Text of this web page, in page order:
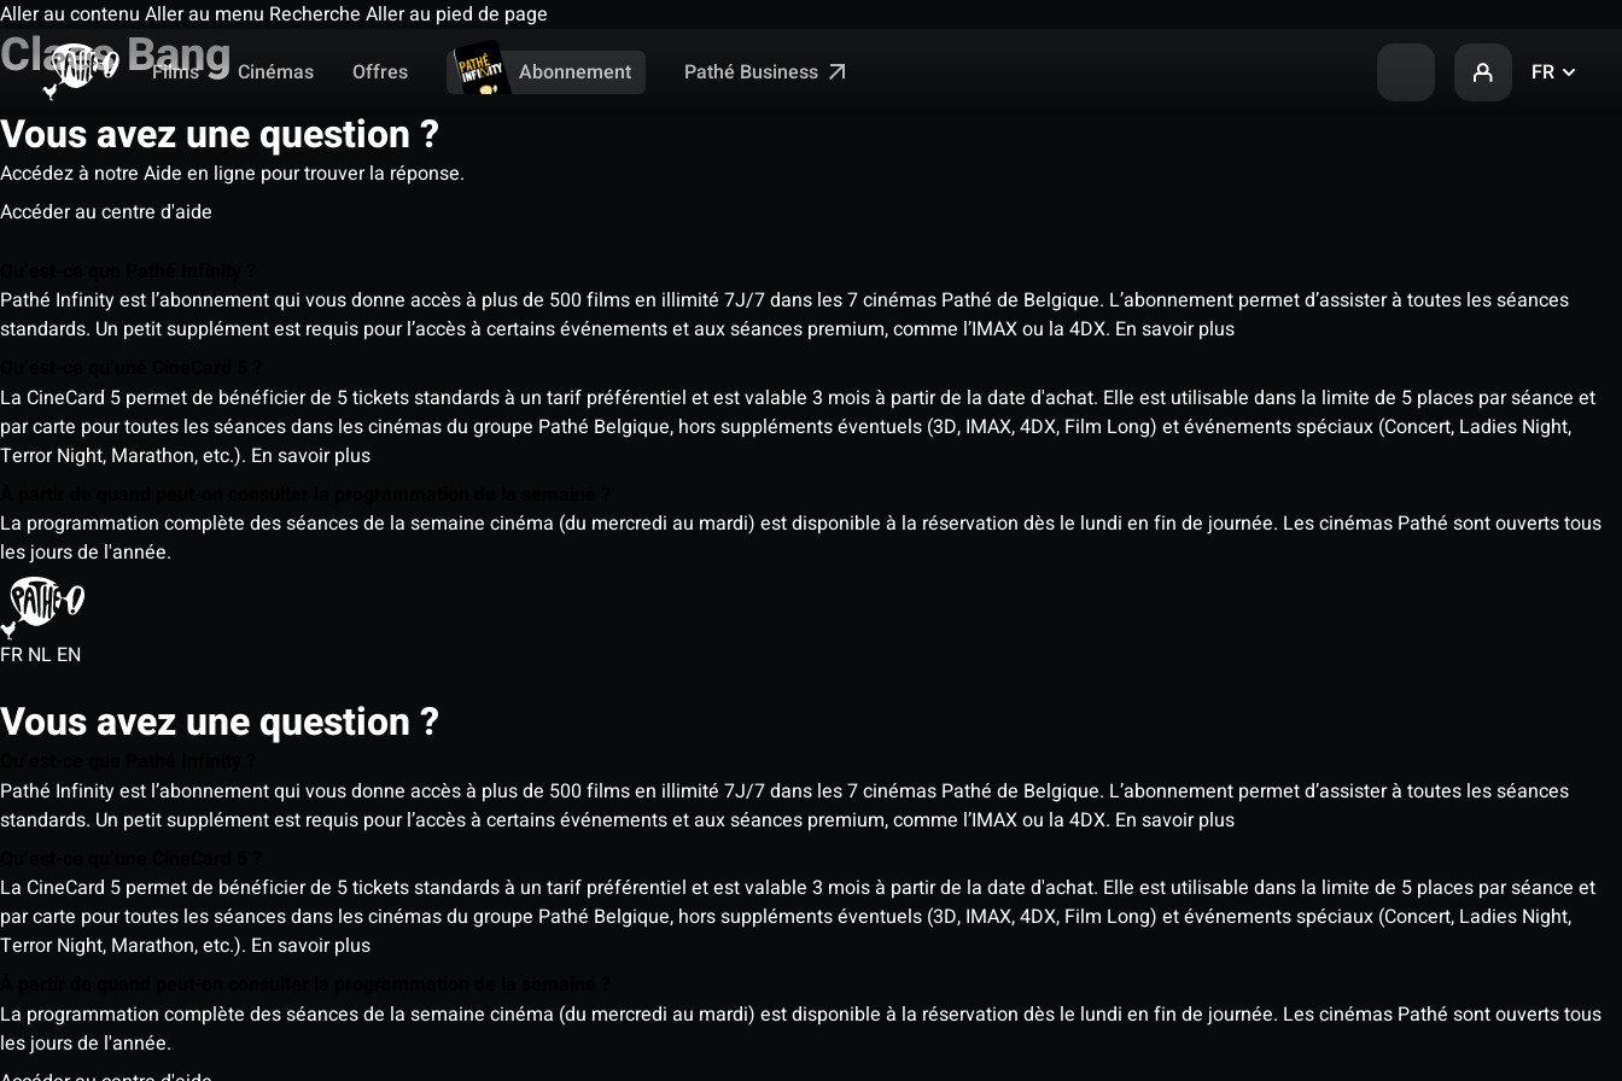
Aller au contenu Aller au menu Recherche Aller au pied de page
Films
Cinémas Offres Abonnement Pathé Business FR
Claes Bang
Vous avez une question ?
Accédez à notre Aide en ligne pour trouver la réponse.
Accéder au centre d'aide
Pathé Infinity est l’abonnement qui vous donne accès à plus de 500 films en illimité 7J/7 dans les 7 cinémas Pathé de Belgique. L’abonnement permet d’assister à toutes les séances
standards. Un petit supplément est requis pour l’accès à certains événements et aux séances premium, comme l’IMAX ou la 4DX. En savoir plus
La CineCard 5 permet de bénéficier de 5 tickets standards à un tarif préférentiel et est valable 3 mois à partir de la date d'achat. Elle est utilisable dans la limite de 5 places par séance et
par carte pour toutes les séances dans les cinémas du groupe Pathé Belgique, hors suppléments éventuels (3D, IMAX, 4DX, Film Long) et événements spéciaux (Concert, Ladies Night,
Terror Night, Marathon, etc.). En savoir plus
La programmation complète des séances de la semaine cinéma (du mercredi au mardi) est disponible à la réservation dès le lundi en fin de journée. Les cinémas Pathé sont ouverts tous
les jours de l'année.
FR NL EN
Vous avez une question ?
Pathé Infinity est l’abonnement qui vous donne accès à plus de 500 films en illimité 7J/7 dans les 7 cinémas Pathé de Belgique. L’abonnement permet d’assister à toutes les séances
standards. Un petit supplément est requis pour l’accès à certains événements et aux séances premium, comme l’IMAX ou la 4DX. En savoir plus
La CineCard 5 permet de bénéficier de 5 tickets standards à un tarif préférentiel et est valable 3 mois à partir de la date d'achat. Elle est utilisable dans la limite de 5 places par séance et
par carte pour toutes les séances dans les cinémas du groupe Pathé Belgique, hors suppléments éventuels (3D, IMAX, 4DX, Film Long) et événements spéciaux (Concert, Ladies Night,
Terror Night, Marathon, etc.). En savoir plus
La programmation complète des séances de la semaine cinéma (du mercredi au mardi) est disponible à la réservation dès le lundi en fin de journée. Les cinémas Pathé sont ouverts tous
les jours de l'année.